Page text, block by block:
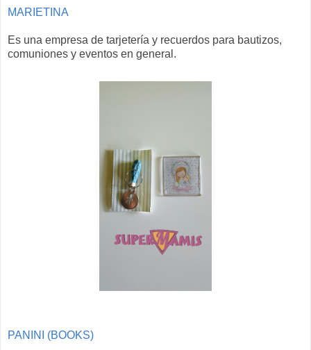
MARIETINA
Es una empresa de tarjetería y recuerdos para bautizos,
comuniones y eventos en general.
PANINI (BOOKS)